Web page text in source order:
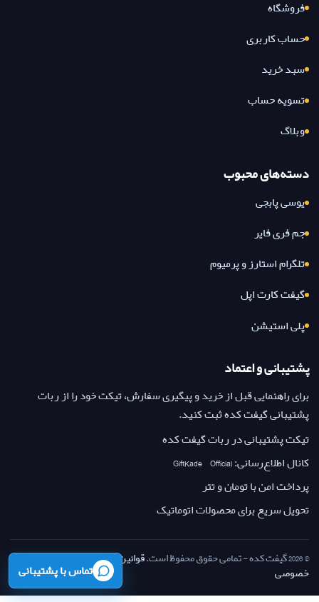
فروشگاه
حساب کاربری
سبد خرید
تسویه حساب
وبلاگ
دسته‌های محبوب
یوسی پابجی
جم فری فایر
تلگرام استارز و پرمیوم
گیفت کارت اپل
پلی استیشن
پشتیبانی و اعتماد
برای راهنمایی قبل از خرید و پیگیری سفارش، تیکت خود را از ربات
پشتیبانی گیفت کده ثبت کنید.
تیکت پشتیبانی در ربات گیفت کده
کانال اطلاع‌رسانی: GiftKade_Official
پرداخت امن با تومان و تتر
تحویل سریع برای محصولات اتوماتیک
© 2026 گیفت کده - تمامی حقوق محفوظ است. قوانین بازگشت وجه·حریم
خصوصی
تماس با پشتیبانی